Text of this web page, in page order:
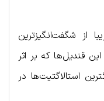
از شگفت‌انگیزترین
قندیل‌ها که بر اثر
استالاگتیت‌‌ها در